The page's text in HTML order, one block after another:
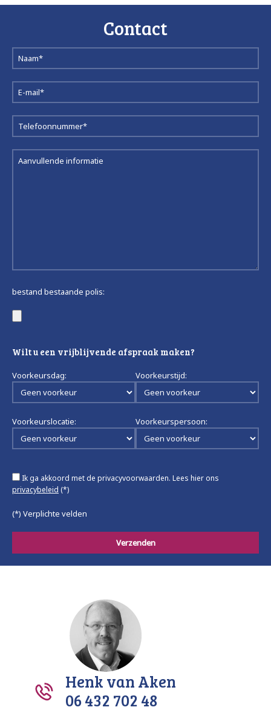
Contact
bestand bestaande polis:
Wilt u een vrijblijvende afspraak maken?
Voorkeursdag: Voorkeurstijd:
Voorkeurslocatie: Voorkeurspersoon:
Ik ga akkoord met de privacyvoorwaarden. Lees hier ons
privacybeleid (*)
(*) Verplichte velden
Henk van Aken
06 432 702 48